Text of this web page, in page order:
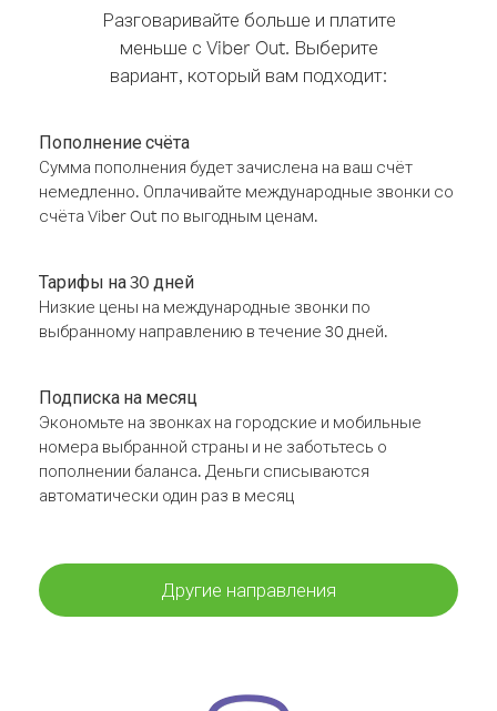
Разговаривайте больше и платите
меньше с Viber Out. Выберите
вариант, который вам подходит:
Пополнение счёта
Сумма пополнения будет зачислена на ваш счёт
немедленно. Оплачивайте международные звонки со
счёта Viber Out по выгодным ценам.
Тарифы на 30 дней
Низкие цены на международные звонки по
выбранному направлению в течение 30 дней.
Подписка на месяц
Экономьте на звонках на городские и мобильные
номера выбранной страны и не заботьтесь о
пополнении баланса. Деньги списываются
автоматически один раз в месяц
Другие направления